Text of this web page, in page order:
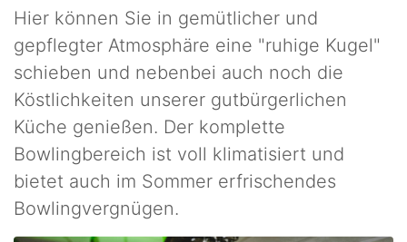
Hier können Sie in gemütlicher und
gepflegter Atmosphäre eine "ruhige Kugel"
schieben und nebenbei auch noch die
Köstlichkeiten unserer gutbürgerlichen
Küche genießen. Der komplette
Bowlingbereich ist voll klimatisiert und
bietet auch im Sommer erfrischendes
Bowlingvergnügen.